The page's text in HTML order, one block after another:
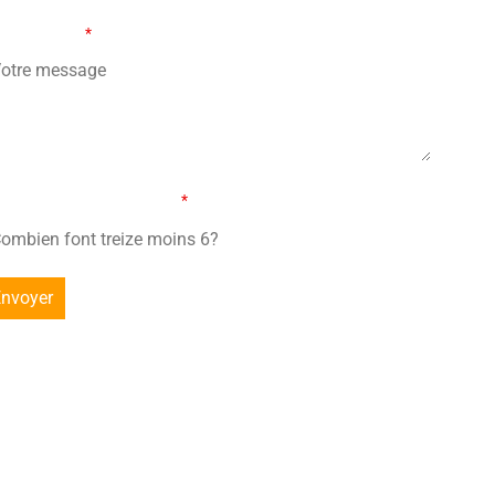
*
*